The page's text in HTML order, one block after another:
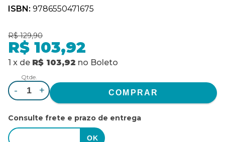
ISBN: 9786550471675
R$ 129,90
R$ 103,92
1 x de R$ 103,92 no Boleto
Qtde.
- +
Consulte frete e prazo de entrega